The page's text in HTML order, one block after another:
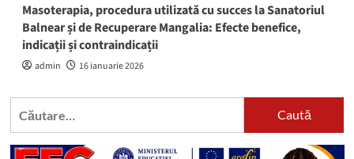
Masoterapia, procedura utilizată cu succes la Sanatoriul
Balnear și de Recuperare Mangalia: Efecte benefice,
indicații și contraindicații
admin 16 ianuarie 2026
Caută